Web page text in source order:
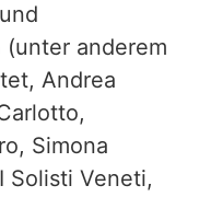
anderem
Andrea
Simona
Solisti Veneti,